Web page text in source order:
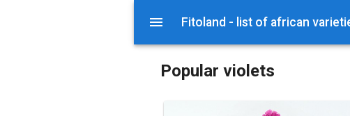
Fitoland - list of african
Popular violets